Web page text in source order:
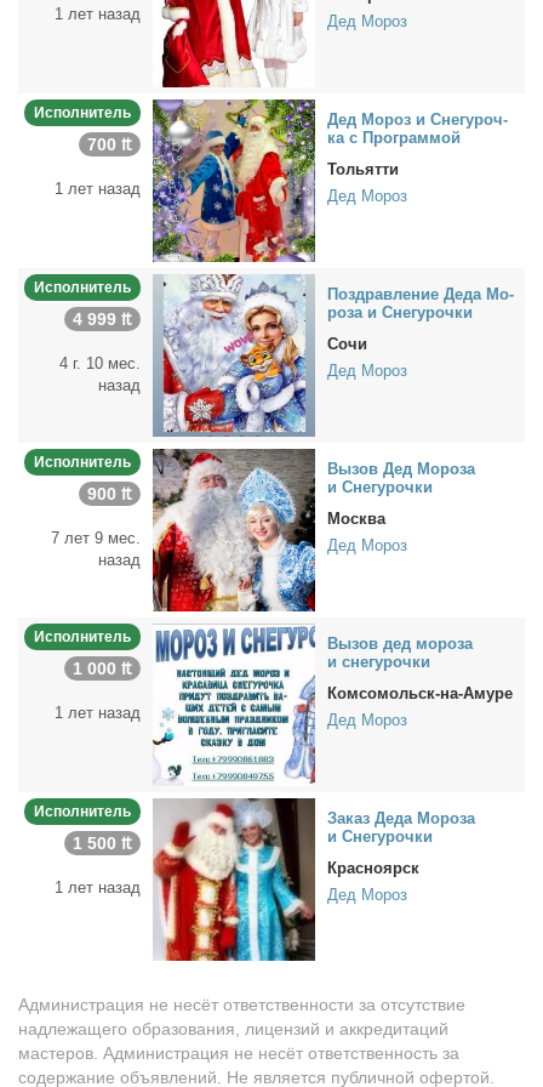
1 лет назад
Дед Мороз
Исполнитель
700 ₶
1 лет назад
Дед Мо­роз и Сне­гу­роч­
ка с Про­грам­мой
Тольятти
Дед Мороз
Исполнитель
4 999 ₶
4 г. 10 мес.
назад
По­здрав­ле­ние Де­да Мо­
ро­за и Сне­гу­роч­ки
Сочи
Дед Мороз
Исполнитель
900 ₶
7 лет 9 мес.
назад
Вы­зов Дед Мо­ро­за
и Сне­гу­роч­ки
Москва
Дед Мороз
Исполнитель
1 000 ₶
1 лет назад
Вы­зов дед мо­ро­за
и сне­гу­роч­ки
Комсомольск-на-Амуре
Дед Мороз
Исполнитель
1 500 ₶
1 лет назад
За­каз Де­да Мо­ро­за
и Сне­гу­роч­ки
Красноярск
Дед Мороз
Администрация не несёт ответственности за отсутствие
надлежащего образования, лицензий и аккредитаций
мастеров. Администрация не несёт ответственность за
содержание объявлений. Не является публичной офертой.